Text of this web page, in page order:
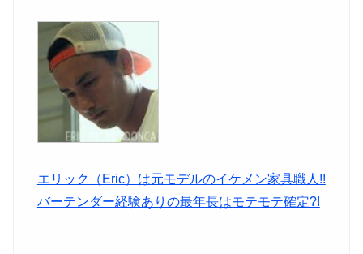
エリック（Eric）は元モデルのイケメン家具職人!!
バーテンダー経験ありの最年長はモテモテ確定?!